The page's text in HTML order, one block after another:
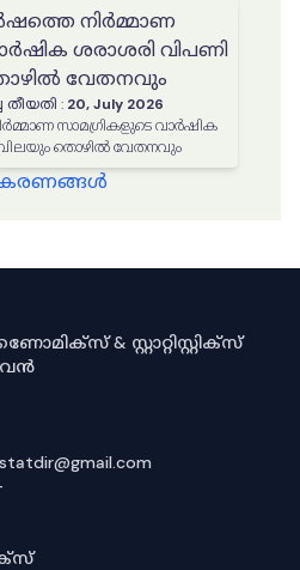
നിർമ്മാണ
ശരാശരി വിപണി
വേതനവും
തീയതി : 20, July 2026
സാമഗ്രികളുടെ വാർഷിക
വിലയും തൊഴിൽ വേതനവും
& സ്റ്റാറ്റിസ്റ്റിക്സ്